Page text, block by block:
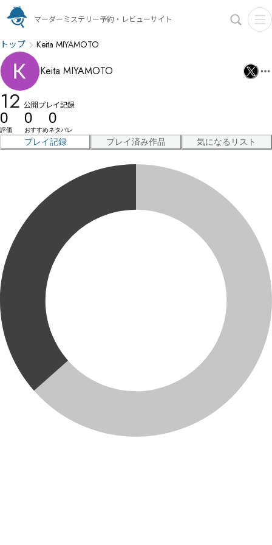
マーダーミステリー予約・レビューサイト
トップ Keita MIYAMOTO
Keita MIYAMOTO
12 公開プレイ記録
0
評価
0
おすすめ
0
ネタバレ
プレイ記録 プレイ済み作品 気になるリスト